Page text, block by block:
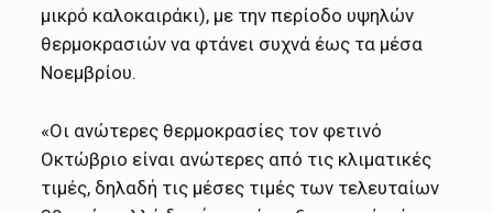
μικρό καλοκαιράκι), με την περίοδο υψηλών
θερμοκρασιών να φτάνει συχνά έως τα μέσα
Νοεμβρίου.
«Οι ανώτερες θερμοκρασίες τον φετινό
Οκτώβριο είναι ανώτερες από τις κλιματικές
τιμές, δηλαδή τις μέσες τιμές των τελευταίων